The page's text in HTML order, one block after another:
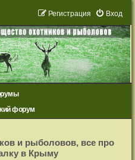
Вход
Регистрация
форум
и рыболовов, все про
в Крыму